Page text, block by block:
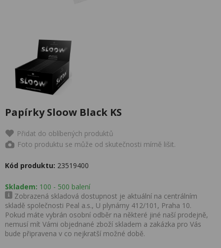
Papírky Sloow Black KS
Přidat do oblíbených produktů
Foto produktu se může od skutečnosti mírně lišit.
Kód produktu: 23519400
Skladem: 100 - 500 balení
Zobrazená skladová dostupnost je aktuální na centrálním
skladě společnosti Peal a.s., U plynárny 412/101, Praha 10.
Pokud máte vybrán osobní odběr na některé jiné naší prodejně,
nemusí mít Vámi objednané zboží skladem a zakázka pro Vás
bude připravena v co nejkratší možné době.